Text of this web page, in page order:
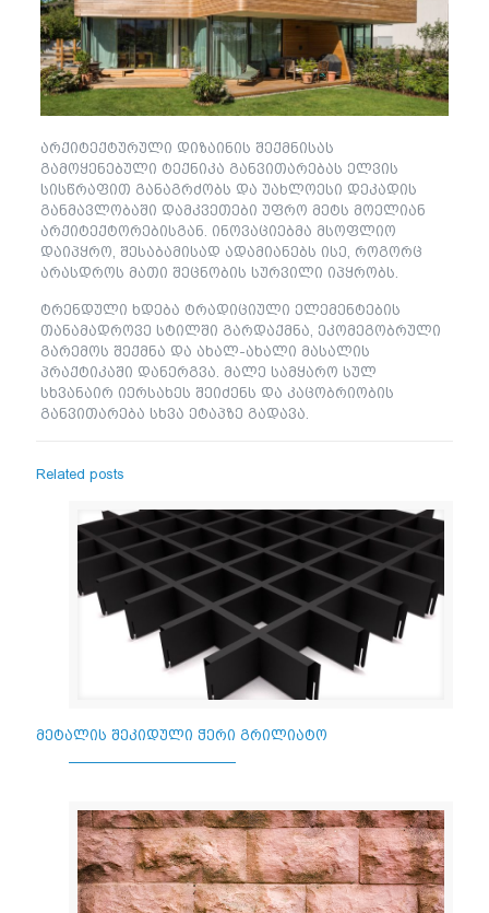
არქიტექტურული დიზაინის შექმნისას
გამოყენებული ტექნიკა განვითარებას ელვის
სისწრაფით განაგრძობს და უახლოესი დეკადის
განმავლობაში დამკვეთები უფრო მეტს მოელიან
არქიტექტორებისგან. ინოვაციებმა მსოფლიო
დაიპყრო, შესაბამისად ადამიანებს ისე, როგორც
არასდროს მათი შეცნობის სურვილი იპყრობს.
ტრენდული ხდება ტრადიციული ელემენტების
თანამადროვე სტილში გარდაქმნა, ეკომეგობრული
გარემოს შექმნა და ახალ-ახალი მასალის
პრაქტიკაში დანერგვა. მალე სამყარო სულ
სხვანაირ იერსახეს შეიძენს და კაცობრიობის
განვითარება სხვა ეტაპზე გადავა.
Related posts
მეტალის შეკიდული ჭერი გრილიატო